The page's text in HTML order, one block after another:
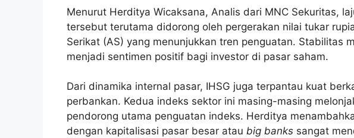
Menurut Herditya Wicaksana, Analis dari MNC Sekuritas,
tersebut terutama didorong oleh pergerakan nilai tukar
Serikat (AS) yang menunjukkan tren penguatan. Stabilitas
menjadi sentimen positif bagi investor di pasar saham.
Dari dinamika internal pasar, IHSG juga terpantau kuat
perbankan. Kedua indeks sektor ini masing-masing
pendorong utama penguatan indeks. Herditya
dengan kapitalisasi pasar besar atau big banks sangat